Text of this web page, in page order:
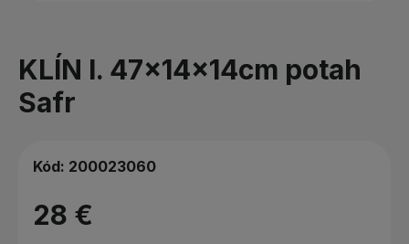
KLÍN I. 47x14x14cm potah
Safr
Kód: 200023060
28 €